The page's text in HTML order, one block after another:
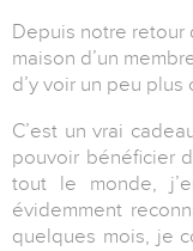
Depuis notre retour
maison d’un
d’y voir un peu
C’est un vrai
pouvoir bénéficier
tout le monde,
évidemment
quelques mois, je